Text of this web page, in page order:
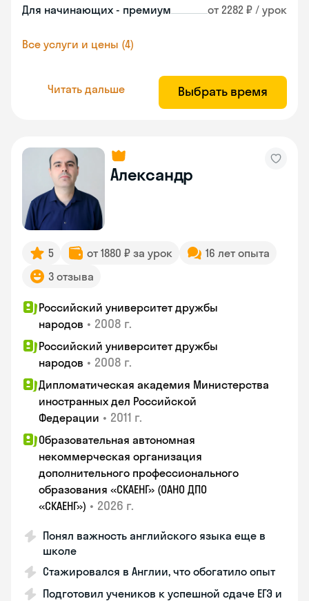
Для начинающих - премиум от 2282 ₽ / урок
Все услуги и цены (4)
Читать дальше Выбрать время
Александр
5 от 1880 ₽ за урок
16 лет опыта
3 отзыва
Российский университет дружбы
народов • 2008 г.
Российский университет дружбы
народов • 2008 г.
Дипломатическая академия Министерства
иностранных дел Российской
Федерации • 2011 г.
Образовательная автономная
некоммерческая организация
дополнительного профессионального
образования «СКАЕНГ» (ОАНО ДПО
«СКАЕНГ») • 2026 г.
Понял важность английского языка еще в
школе
Стажировался в Англии, что обогатило опыт
Подготовил учеников к успешной сдаче ЕГЭ и